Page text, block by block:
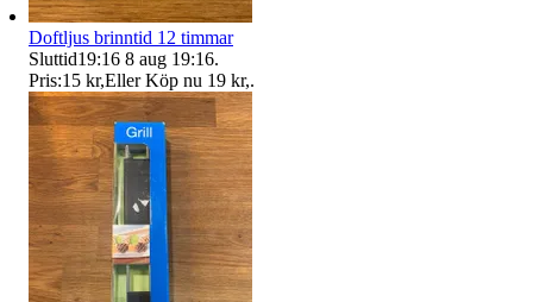
Doftljus brinntid 12 timmar
Sluttid19:16 8 aug 19:16.
Pris:15 kr,Eller Köp nu 19 kr,.